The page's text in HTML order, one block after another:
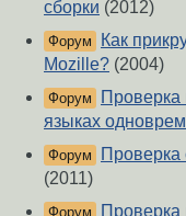
сборки (2012)
Форум
Как
Mozille? (2004)
Форум
Проверка
языках
Форум
Проверка
(2011)
Форум Проверка